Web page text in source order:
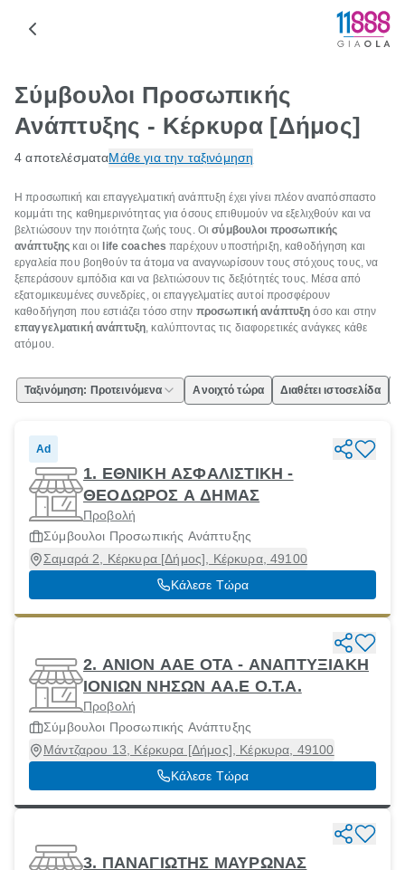
Σύμβουλοι Προσωπικής
Ανάπτυξης - Κέρκυρα [Δήμος]
4 αποτελέσματαΜάθε για την ταξινόμηση
Η προσωπική και επαγγελματική ανάπτυξη έχει γίνει πλέον αναπόσπαστο
κομμάτι της καθημερινότητας για όσους επιθυμούν να εξελιχθούν και να
βελτιώσουν την ποιότητα ζωής τους. Οισύμβουλοι προσωπικής
ανάπτυξης και οι life coaches παρέχουν υποστήριξη, καθοδήγηση και
εργαλεία που βοηθούν τα άτομα να αναγνωρίσουν τους στόχους τους, να
ξεπεράσουν εμπόδια και να βελτιώσουν τις δεξιότητές τους. Μέσα από
εξατομικευμένες συνεδρίες, οι επαγγελματίες αυτοί προσφέρουν
καθοδήγηση που εστιάζει τόσο στην προσωπική ανάπτυξη όσο και στην
επαγγελματική ανάπτυξη, καλύπτοντας τις διαφορετικές ανάγκες κάθε
ατόμου.
Ταξινόμηση: Προτεινόμενα Ανοιχτό τώρα Διαθέτει ιστοσελίδα
Ad
1. ΕΘΝΙΚΗ ΑΣΦΑΛΙΣΤΙΚΗ -
ΘΕΟΔΩΡΟΣ Α ΔΗΜΑΣ
Προβολή
Σύμβουλοι Προσωπικής Ανάπτυξης
Σαμαρά 2, Κέρκυρα [Δήμος], Κέρκυρα, 49100
Κάλεσε Τώρα
2. ΑΝΙΟΝ ΑΑΕ ΟΤΑ - ΑΝΑΠΤΥΞΙΑΚΗ
ΙΟΝΙΩΝ ΝΗΣΩΝ ΑΑ.Ε Ο.Τ.Α.
Προβολή
Σύμβουλοι Προσωπικής Ανάπτυξης
Μάντζαρου 13, Κέρκυρα [Δήμος], Κέρκυρα, 49100
Κάλεσε Τώρα
3. ΠΑΝΑΓΙΩΤΗΣ ΜΑΥΡΩΝΑΣ